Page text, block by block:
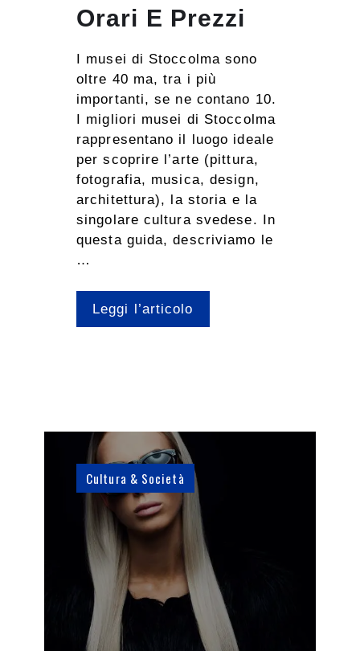
Orari E Prezzi
I musei di Stoccolma sono
oltre 40 ma, tra i più
importanti, se ne contano 10.
I migliori musei di Stoccolma
rappresentano il luogo ideale
per scoprire l’arte (pittura,
fotografia, musica, design,
architettura), la storia e la
singolare cultura svedese. In
questa guida, descriviamo le
…
Leggi l’articolo
Cultura & Società